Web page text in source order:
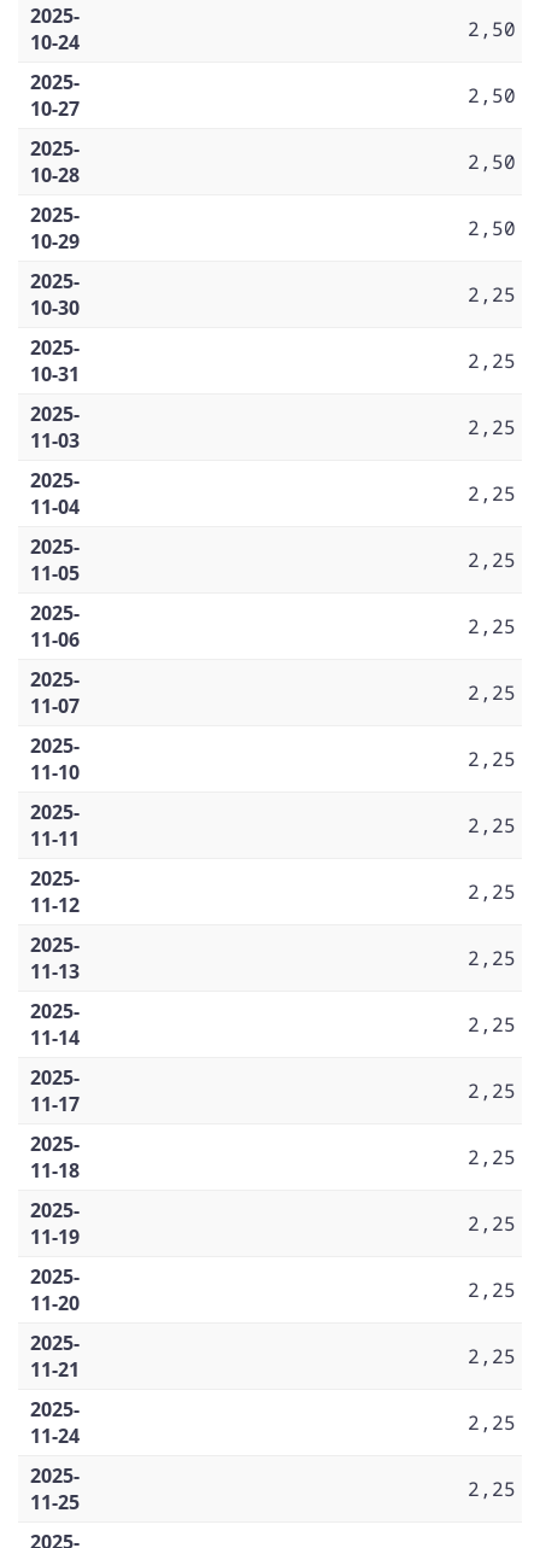
2025-
10-24
2,50
2025-
10-27
2,50
2025-
10-28
2,50
2025-
10-29
2,50
2025-
10-30
2,25
2025-
10-31
2,25
2025-
11-03
2,25
2025-
11-04
2,25
2025-
11-05
2,25
2025-
11-06
2,25
2025-
11-07
2,25
2025-
11-10
2,25
2025-
11-11
2,25
2025-
11-12
2,25
2025-
11-13
2,25
2025-
11-14
2,25
2025-
11-17
2,25
2025-
11-18
2,25
2025-
11-19
2,25
2025-
11-20
2,25
2025-
11-21
2,25
2025-
11-24
2,25
2025-
11-25
2,25
2025-